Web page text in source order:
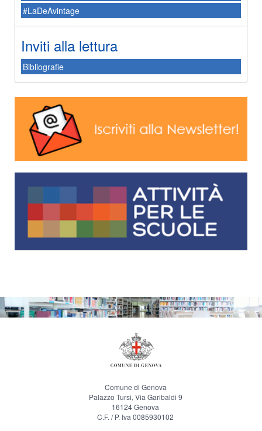
#LaDeAvintage
Inviti alla lettura
Bibliografie
Comune di Genova
Palazzo Tursi, Via Garibaldi 9
16124 Genova
C.F. / P. Iva 0085930102